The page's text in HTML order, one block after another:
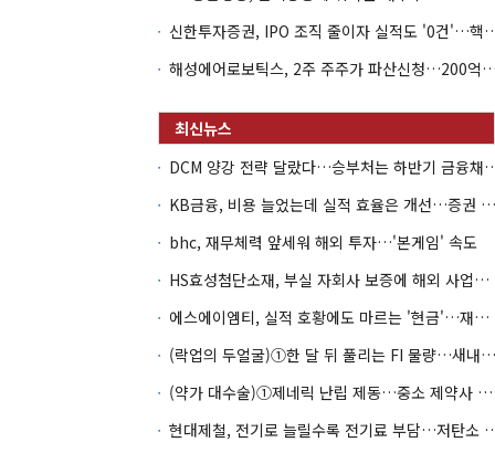
신한투자증권, IPO 조직 줄
해성에어로보틱스, 2주 주주가 파산
DCM 양강 전략 달랐다
KB금융, 비용 늘었는데 실적 효율은 개선…증권 호황 효과
bhc, 재무체력 앞세워 해외 투자…'본게임' 속도
HS효성첨단소재, 부실 자회사 보증에 해외 사업까지…부담 '가중'
에스에이엠티, 실적 호황에도 마르는 '현금'…재고·달러빚 부담 확대
(락업의 두얼굴)①한 달 뒤 풀리는 FI 물량…새내기주 오버행 경계
(약가 대수술)①제네릭 난립 제동…중소 제약사 수익성 비상
현대제철, 전기로 늘릴수록